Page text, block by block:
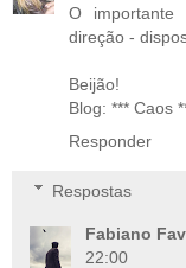
O importante
direção -
Beijão!
Blog: *** Caos
Responder
Respostas
Fabiano
22:00